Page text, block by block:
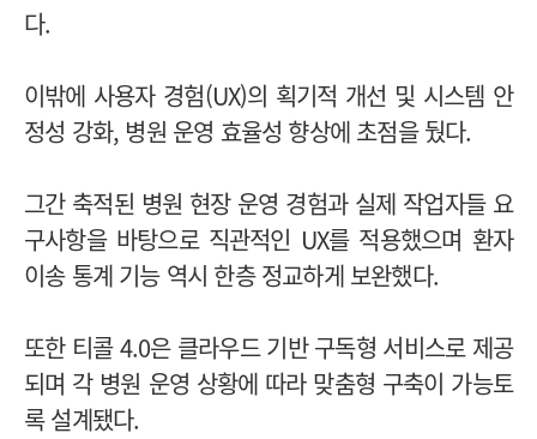
다.
이밖에 사용자 경험(UX)의 획기적 개선 및 시스템 안
정성 강화, 병원 운영 효율성 향상에 초점을 뒀다.
그간 축적된 병원 현장 운영 경험과 실제 작업자들 요
구사항을 바탕으로 직관적인 UX를 적용했으며 환자
이송 통계 기능 역시 한층 정교하게 보완했다.
또한 티콜 4.0은 클라우드 기반 구독형 서비스로 제공
되며 각 병원 운영 상황에 따라 맞춤형 구축이 가능토
록 설계됐다.